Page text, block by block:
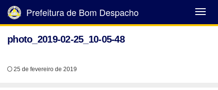
Abrir
Menu
Prefeitura de Bom Despacho
photo_2019-02-25_10-05-48
25 de fevereiro de 2019